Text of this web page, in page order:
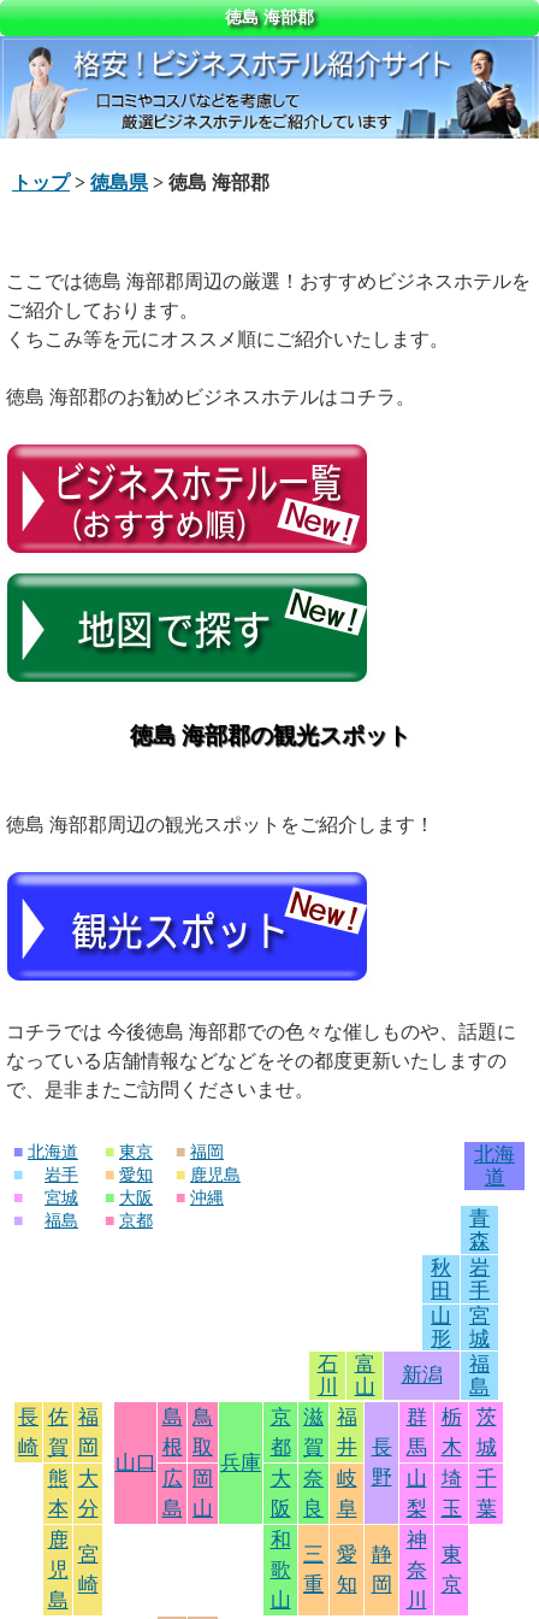
徳島 海部郡
トップ> 徳島県 > 徳島 海部郡
ここでは徳島 海部郡周辺の厳選！おすすめビジネスホテルを
ご紹介しております。
くちこみ等を元にオススメ順にご紹介いたします。
徳島 海部郡のお勧めビジネスホテルはコチラ。
徳島 海部郡の観光スポット
徳島 海部郡周辺の観光スポットをご紹介します！
コチラでは 今後徳島 海部郡での色々な催しものや、話題に
なっている店舗情報などなどをその都度更新いたしますの
で、是非またご訪問くださいませ。
■ 北海道
■
岩手
■
宮城
■
福島
■ 東京
■ 愛知
■ 大阪
■ 京都
■ 福岡
■ 鹿児島
■ 沖縄
北海
道
青
森
秋
田
岩
手
山
形
宮
城
石
川
富
山
新潟
福
島
長
崎
佐
賀
福
岡
山口
島
根
鳥
取
兵庫
京
都
滋
賀
福
井
長
野
群
馬
栃
木
茨
城
熊
本
大
分
広
島
岡
山
大
阪
奈
良
岐
阜
山
梨
埼
玉
千
葉
鹿
児
島
宮
崎
和
歌
山
三
重
愛
知
静
岡
神
奈
川
東
京